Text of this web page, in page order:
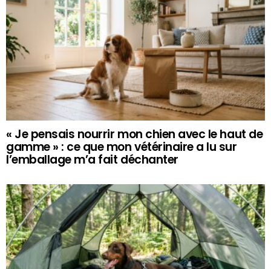
« Je pensais nourrir mon chien avec le haut de
gamme » : ce que mon vétérinaire a lu sur
l’emballage m’a fait déchanter